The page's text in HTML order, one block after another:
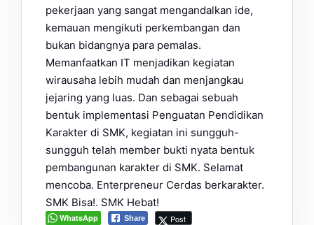
pekerjaan yang sangat mengandalkan ide,
kemauan mengikuti perkembangan dan
bukan bidangnya para pemalas.
Memanfaatkan IT menjadikan kegiatan
wirausaha lebih mudah dan menjangkau
jejaring yang luas. Dan sebagai sebuah
bentuk implementasi Penguatan Pendidikan
Karakter di SMK, kegiatan ini sungguh-
sungguh telah member bukti nyata bentuk
pembangunan karakter di SMK. Selamat
mencoba. Enterpreneur Cerdas berkarakter.
SMK Bisa!. SMK Hebat!
WhatsApp Share Post